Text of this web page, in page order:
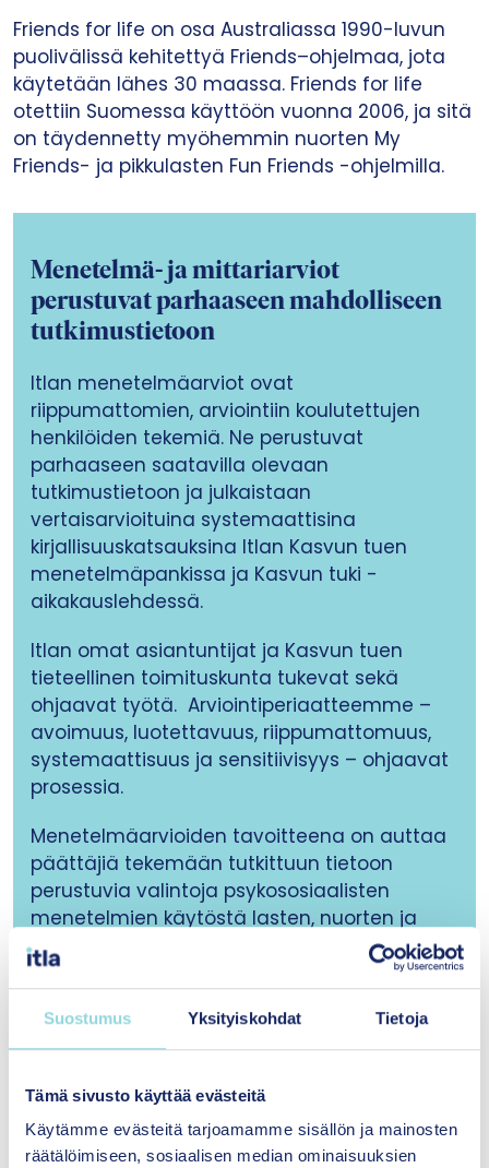
Suostumus Yksityiskohdat Tietoja
Tämä sivusto käyttää evästeitä
Käytämme evästeitä tarjoamamme sisällön ja mainosten
räätälöimiseen, sosiaalisen median ominaisuuksien
Friends for life on osa Australiassa 1990-luvun
puolivälissä kehitettyä Friends–ohjelmaa, jota
käytetään lähes 30 maassa. Friends for life
otettiin Suomessa käyttöön vuonna 2006, ja sitä
on täydennetty myöhemmin nuorten My
Friends- ja pikkulasten Fun Friends -ohjelmilla.
Menetelmä- ja mittariarviot
perustuvat parhaaseen mahdolliseen
tutkimustietoon
Itlan menetelmäarviot ovat
riippumattomien, arviointiin koulutettujen
henkilöiden tekemiä. Ne perustuvat
parhaaseen saatavilla olevaan
tutkimustietoon ja julkaistaan
vertaisarvioituina systemaattisina
kirjallisuuskatsauksina Itlan Kasvun tuen
menetelmäpankissa ja Kasvun tuki -
aikakauslehdessä.
Itlan omat asiantuntijat ja Kasvun tuen
tieteellinen toimituskunta tukevat sekä
ohjaavat työtä. Arviointiperiaatteemme –
avoimuus, luotettavuus, riippumattomuus,
systemaattisuus ja sensitiivisyys – ohjaavat
prosessia. ​
Menetelmäarvioiden tavoitteena on auttaa
päättäjiä tekemään tutkittuun tietoon
perustuvia valintoja psykososiaalisten
menetelmien käytöstä lasten, nuorten ja
perheiden palveluissa.
Itlan Kasvun tuen menetelmäpankki
Löydät arviomme psykososiaalisten